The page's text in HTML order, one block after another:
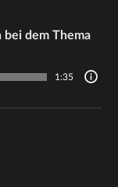
bei dem Thema
1:35